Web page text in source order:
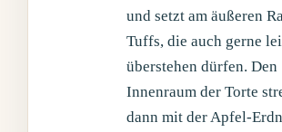
und setzt am äußeren
Tuffs, die auch gerne
überstehen dürfen. Den
Innenraum der Torte
dann mit der Apfel-